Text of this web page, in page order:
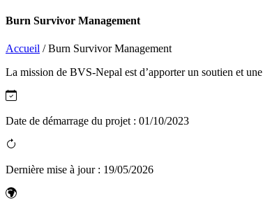
Burn Survivor Management
Accueil /Burn Survivor Management
La mission de BVS-Nepal est d’apporter un soutien et
Date de démarrage du projet : 01/10/2023
Dernière mise à jour : 19/05/2026